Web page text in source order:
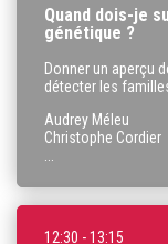
Quand dois-je
génétique ?
Donner un aperçu
détecter les
Audrey Méleu
Christophe Cordier
12:30 - 13:15